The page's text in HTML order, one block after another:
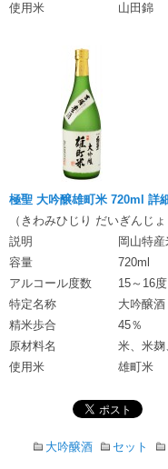
使用米
山田錦
極聖 大吟醸雄町米 720ml 詳
（きわみひじり だいぎんじょ
説明
岡山特
容量
720ml
アルコール度数
15～16度
特定名称
大吟醸酒
精米歩合
45％
原材料名
米、米
使用米
雄町米
大吟醸酒 セット